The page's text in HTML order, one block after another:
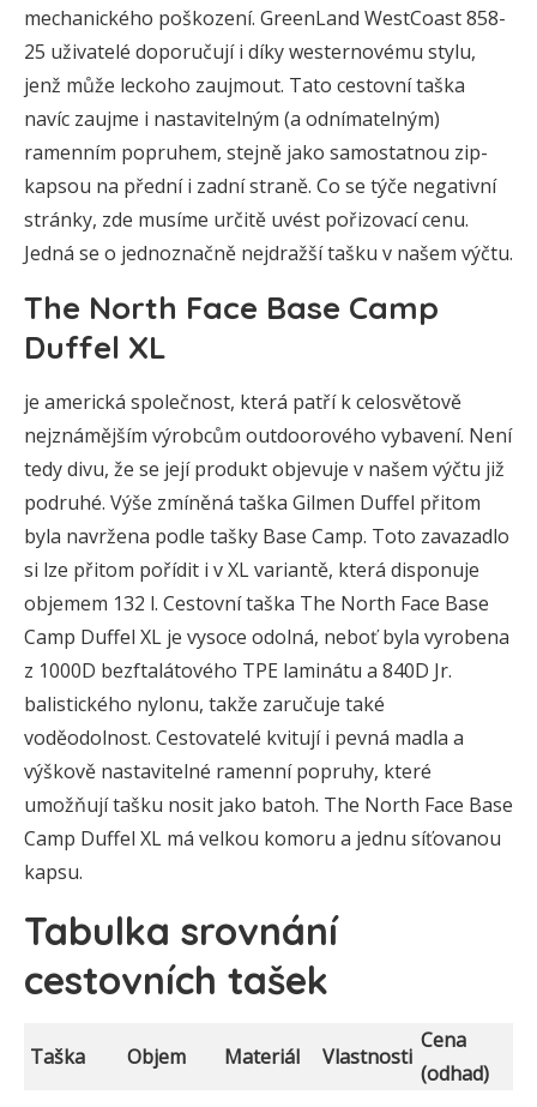
mechanického poškození. GreenLand WestCoast 858-
25 uživatelé doporučují i díky westernovému stylu,
jenž může leckoho zaujmout. Tato cestovní taška
navíc zaujme i nastavitelným (a odnímatelným)
ramenním popruhem, stejně jako samostatnou zip-
kapsou na přední i zadní straně. Co se týče negativní
stránky, zde musíme určitě uvést pořizovací cenu.
Jedná se o jednoznačně nejdražší tašku v našem výčtu.
The North Face Base Camp
Duffel XL
je americká společnost, která patří k celosvětově
nejznámějším výrobcům outdoorového vybavení. Není
tedy divu, že se její produkt objevuje v našem výčtu již
podruhé. Výše zmíněná taška Gilmen Duffel přitom
byla navržena podle tašky Base Camp. Toto zavazadlo
si lze přitom pořídit i v XL variantě, která disponuje
objemem 132 l. Cestovní taška The North Face Base
Camp Duffel XL je vysoce odolná, neboť byla vyrobena
z 1000D bezftalátového TPE laminátu a 840D Jr.
balistického nylonu, takže zaručuje také
voděodolnost. Cestovatelé kvitují i pevná madla a
výškově nastavitelné ramenní popruhy, které
umožňují tašku nosit jako batoh. The North Face Base
Camp Duffel XL má velkou komoru a jednu síťovanou
kapsu.
Tabulka srovnání
cestovních tašek
Taška Objem Materiál Vlastnosti
Cena
(odhad)